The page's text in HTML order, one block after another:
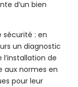
d’un bien
sécurité : en
un diagnostic
de
aux normes en
pour leur